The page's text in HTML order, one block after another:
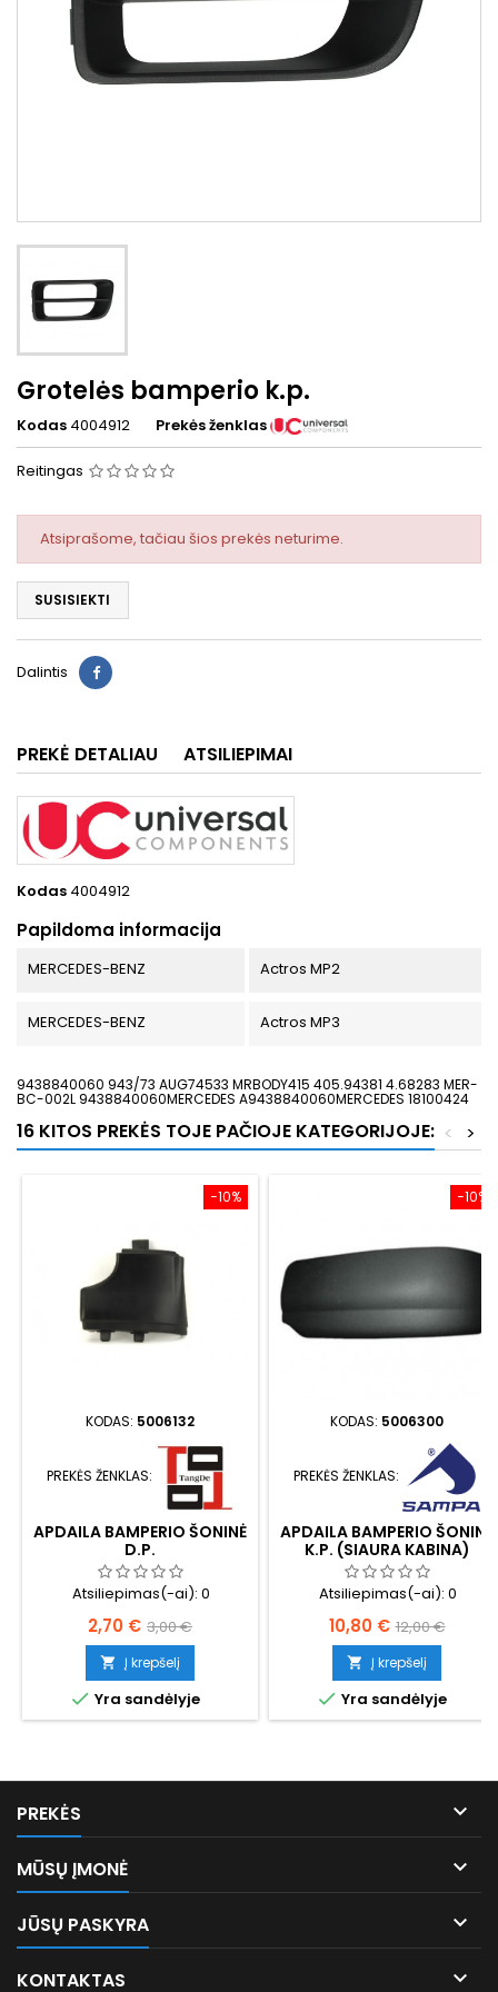
Grotelės bamperio k.p.
Kodas 4004912 Prekės ženklas
Reitingas
Atsiprašome, tačiau šios prekės neturime.
SUSISIEKTI
Dalintis
PREKĖ DETALIAU ATSILIEPIMAI
Kodas 4004912
Papildoma informacija
MERCEDES-BENZ Actros MP2
MERCEDES-BENZ Actros MP3
9438840060 943/73 AUG74533 MRBODY415 405.94381 4.68283 MER-
BC-002L 9438840060MERCEDES A9438840060MERCEDES 18100424
16 KITOS PREKĖS TOJE PAČIOJE KATEGORIJOJE: >
<
−10%
KODAS: 5006132
PREKĖS ŽENKLAS:
APDAILA BAMPERIO ŠONINĖ
D.P.
Atsiliepimas(-ai): 0
Kaina
2,70 € Bazinė
kaina
3,00 €
 Į krepšelį
 Yra sandėlyje
−10%
KODAS: 5006300
PREKĖS ŽENKLAS:
APDAILA BAMPERIO ŠONINĖ
K.P. (SIAURA KABINA)
Atsiliepimas(-ai): 0
Kaina
10,80 € Bazinė
kaina
12,00 €
 Į krepšelį
 Yra sandėlyje
PREKĖS 
MŪSŲ ĮMONĖ 
JŪSŲ PASKYRA 
KONTAKTAS 